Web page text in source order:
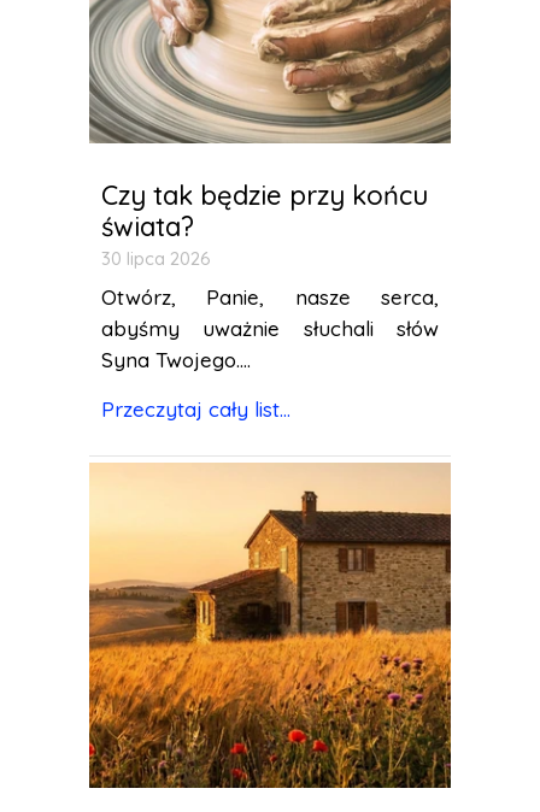
Czy tak będzie przy końcu
świata?
30 lipca 2026
Otwórz, Panie, nasze serca,
abyśmy uważnie słuchali słów
Syna Twojego....
Przeczytaj cały list...